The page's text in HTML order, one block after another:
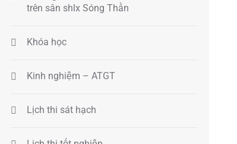
trên sân shlx Sóng Thần
Khóa học
Kinh nghiệm – ATGT
Lịch thi sát hạch